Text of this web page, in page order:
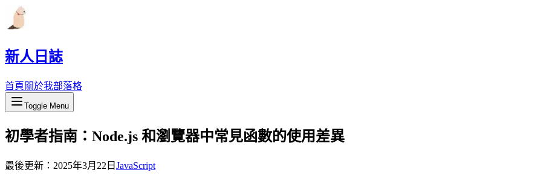
新人日誌
首頁 關於我部落格
Toggle Menu
初學者指南：Node.js 和瀏覽器中常見函數的使用差異
最後更新： 2025年3月22日 JavaScript